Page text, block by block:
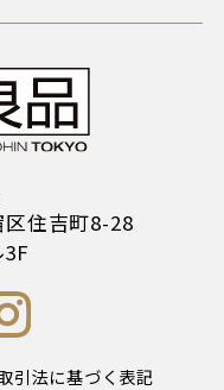
住吉町8-28
引法に基づく表記